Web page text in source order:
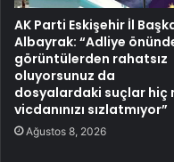
AK Parti Eskişehir İl
Albayrak: “Adliye
görüntülerden rahatsız
oluyorsunuz da
dosyalardaki suçlar hiç
vicdanınızı sızlatmıyor”
Ağustos 8, 2026